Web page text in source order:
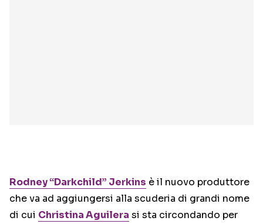
Rodney “Darkchild” Jerkins è il nuovo produttore
che va ad aggiungersi alla scuderia di grandi nome
di cui Christina Aguilera si sta circondando per